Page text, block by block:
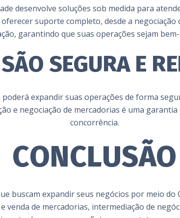
desenvolve soluções sob medida para
suporte completo, desde a
garantindo que suas operações sejam bem-
SEGURA E
expandir suas operações de forma
e negociação de mercadorias é uma
concorrência.
CONCLUSÃO
buscam expandir seus negócios por meio
venda de mercadorias, intermediação de